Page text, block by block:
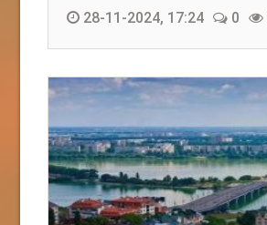
@Edgarpo36
28-11-2024, 17:24 0